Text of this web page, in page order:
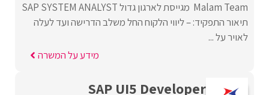
Malam Team מגייסת לארגון גדול SAP SYSTEM ANALYST
תיאור התפקיד: – ליווי הלקוח החל משלב הדרישה ועד לעלה
לאויר על ...
מידע על המשרה
SAP UI5 Developer